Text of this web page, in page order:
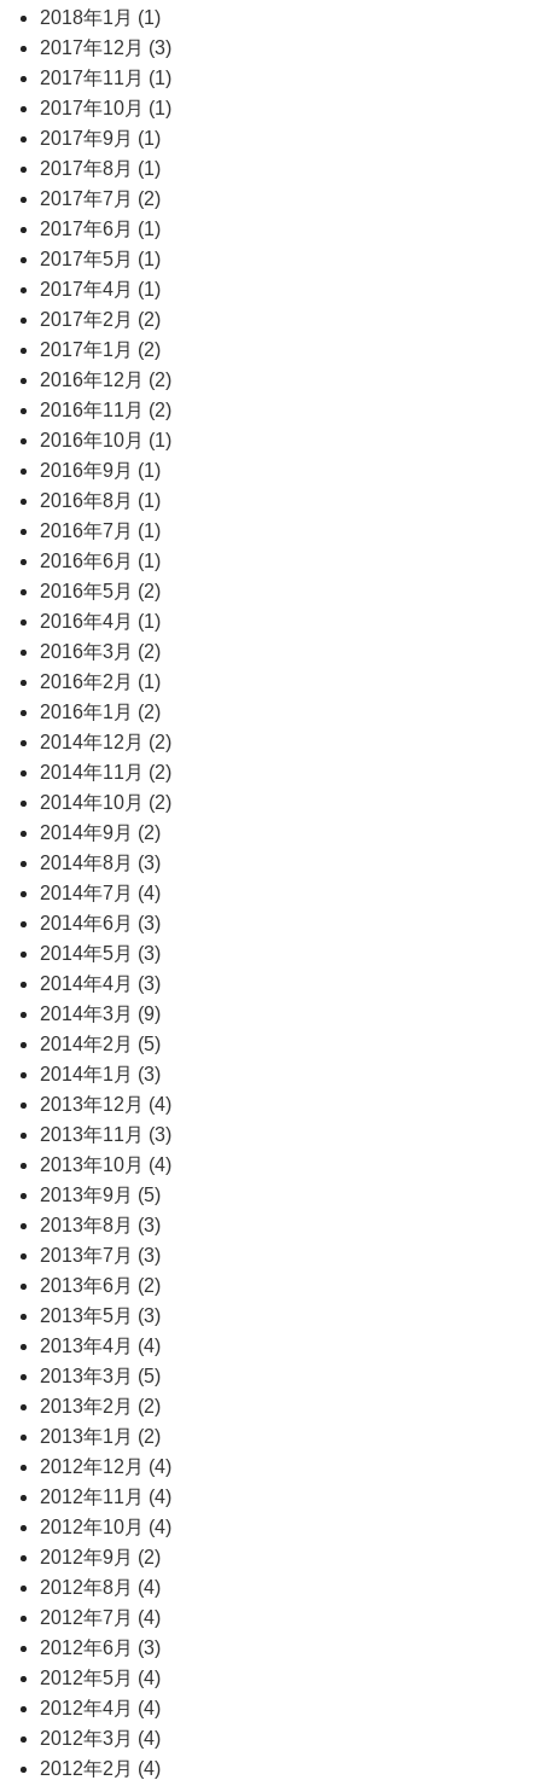
2018年1月 (1)
2017年12月 (3)
2017年11月 (1)
2017年10月 (1)
2017年9月 (1)
2017年8月 (1)
2017年7月 (2)
2017年6月 (1)
2017年5月 (1)
2017年4月 (1)
2017年2月 (2)
2017年1月 (2)
2016年12月 (2)
2016年11月 (2)
2016年10月 (1)
2016年9月 (1)
2016年8月 (1)
2016年7月 (1)
2016年6月 (1)
2016年5月 (2)
2016年4月 (1)
2016年3月 (2)
2016年2月 (1)
2016年1月 (2)
2014年12月 (2)
2014年11月 (2)
2014年10月 (2)
2014年9月 (2)
2014年8月 (3)
2014年7月 (4)
2014年6月 (3)
2014年5月 (3)
2014年4月 (3)
2014年3月 (9)
2014年2月 (5)
2014年1月 (3)
2013年12月 (4)
2013年11月 (3)
2013年10月 (4)
2013年9月 (5)
2013年8月 (3)
2013年7月 (3)
2013年6月 (2)
2013年5月 (3)
2013年4月 (4)
2013年3月 (5)
2013年2月 (2)
2013年1月 (2)
2012年12月 (4)
2012年11月 (4)
2012年10月 (4)
2012年9月 (2)
2012年8月 (4)
2012年7月 (4)
2012年6月 (3)
2012年5月 (4)
2012年4月 (4)
2012年3月 (4)
2012年2月 (4)